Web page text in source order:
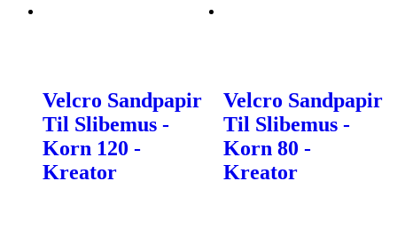
Velcro Sandpapir
Til Slibemus -
Korn 120 -
Kreator
Velcro Sandpapir
Til Slibemus -
Korn 80 -
Kreator